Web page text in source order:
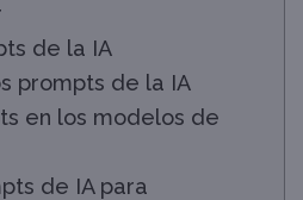
de la IA
prompts de la IA
en los modelos de
de IA para